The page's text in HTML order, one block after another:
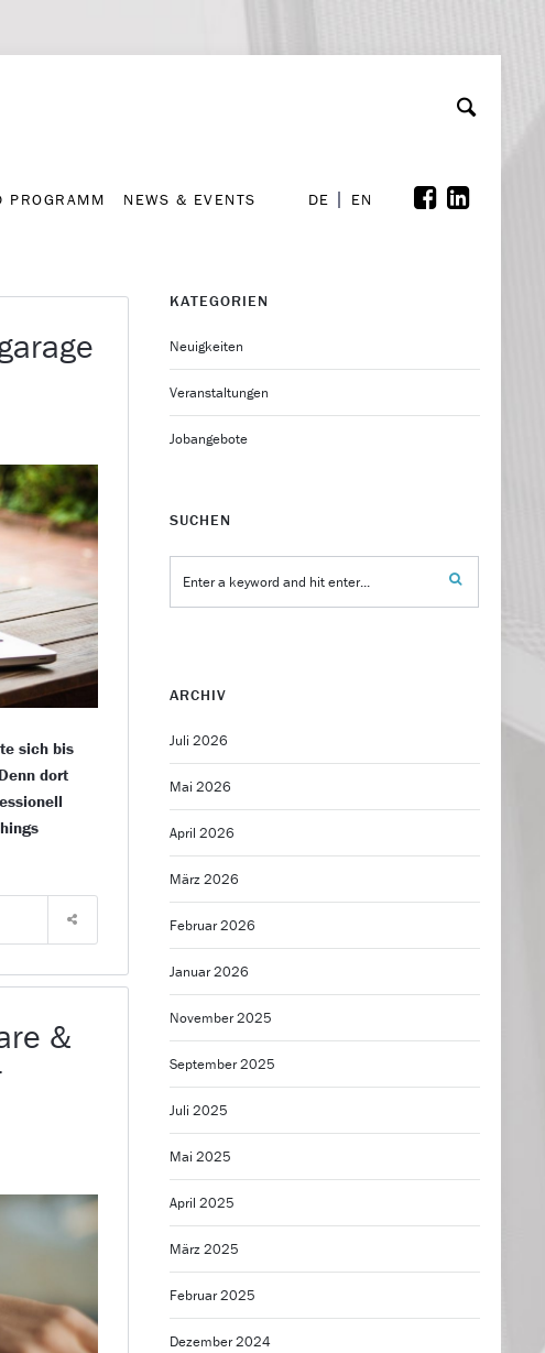
PROGRAMM NEWS & EVENTS DE EN
sich bis
dort
&
KATEGORIEN
Neuigkeiten
Veranstaltungen
Jobangebote
SUCHEN
ARCHIV
Juli 2026
Mai 2026
April 2026
März 2026
Februar 2026
Januar 2026
November 2025
September 2025
Juli 2025
Mai 2025
April 2025
März 2025
Februar 2025
Dezember 2024